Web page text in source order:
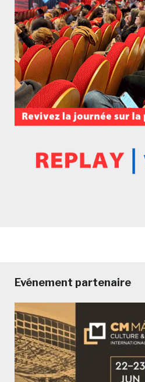
Evénement partenaire